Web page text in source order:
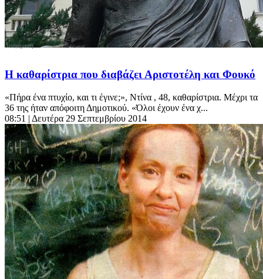
Η καθαρίστρια που διαβάζει Αριστοτέλη και Φουκό
«Πήρα ένα πτυχίο, και τι έγινε;», Ντίνα , 48, καθαρίστρια. Μέχρι τα
36 της ήταν απόφοιτη Δημοτικού. «Όλοι έχουν ένα χ...
08:51 | Δευτέρα 29 Σεπτεμβρίου 2014